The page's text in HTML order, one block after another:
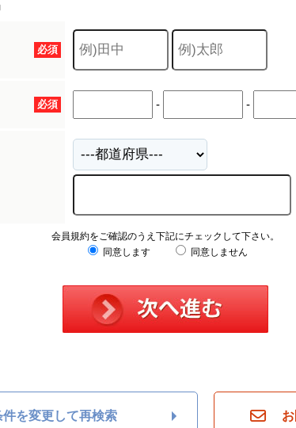
必須
必須 - -
会員規約をご確認のうえ下記にチェックして下さい。
同意します
同意しません
件を変更して再検索